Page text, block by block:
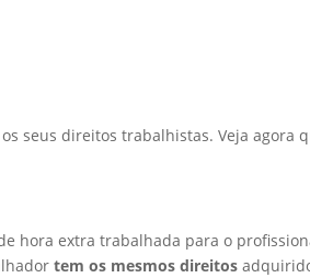
seus direitos trabalhistas. Veja agora
hora extra trabalhada para o
tem os mesmos direitos